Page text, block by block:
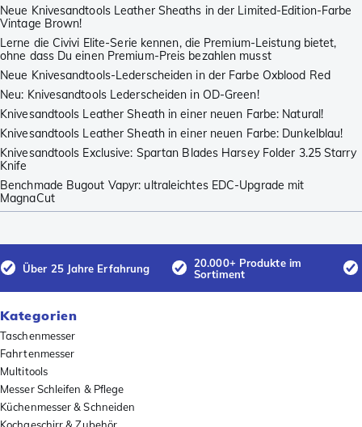
Neue Knivesandtools Leather Sheaths in der Limited-Edition-Farbe
Vintage Brown!
Lerne die Civivi Elite-Serie kennen, die Premium-Leistung bietet,
ohne dass Du einen Premium-Preis bezahlen musst
Neue Knivesandtools-Lederscheiden in der Farbe Oxblood Red
Neu: Knivesandtools Lederscheiden in OD-Green!
Knivesandtools Leather Sheath in einer neuen Farbe: Natural!
Knivesandtools Leather Sheath in einer neuen Farbe: Dunkelblau!
Knivesandtools Exclusive: Spartan Blades Harsey Folder 3.25 Starry
Knife
Benchmade Bugout Vapyr: ultraleichtes EDC-Upgrade mit
MagnaCut
Über 25 Jahre Erfahrung
20.000+ Produkte im
Sortiment
Kategorien
Taschenmesser
Fahrtenmesser
Multitools
Messer Schleifen & Pflege
Küchenmesser & Schneiden